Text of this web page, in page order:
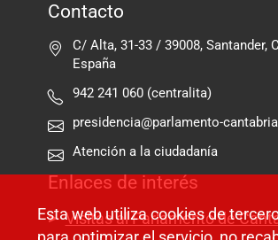
Contacto
C/ Alta, 31-33 / 39008, Santander,
España
942 241 060 (centralita)
presidencia@parlamento-
Atención a la ciudadanía
Enlaces de interés
Visitas al Parlamento de
Esta web utiliza cookies de